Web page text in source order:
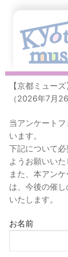
へ
プ
【京都ミュー
（2026年7月
当アンケート
います。
下記について
ようお願いいた
また、本アン
は、今後の催
いたします。
お名前